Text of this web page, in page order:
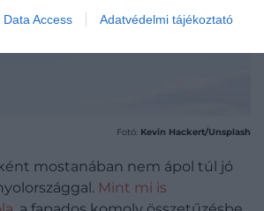
Data Access Adatvédelmi tájékoztató
Fotó: Kevin Hackert/Unsplash
mostanában nem ápol túl jó
Mint mi is